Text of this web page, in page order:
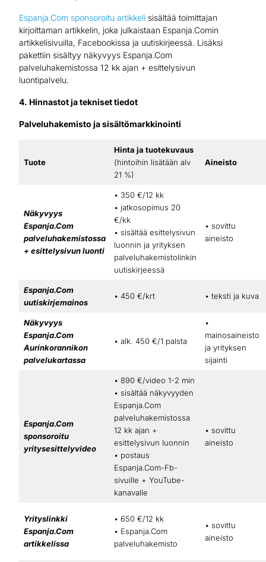
Espanja.Com sponsoroitu artikkeli sisältää toimittajan
kirjoittaman artikkelin, joka julkaistaan Espanja.Comin
artikkelisivuilla, Facebookissa ja uutiskirjeessä. Lisäksi
pakettiin sisältyy näkyvyys Espanja.Com
palveluhakemistossa 12 kk ajan + esittelysivun
luontipalvelu.
4. Hinnastot ja tekniset tiedot
Palveluhakemisto ja sisältömarkkinointi
Tuote
Hinta ja tuotekuvaus
(hintoihin lisätään alv
21 %)
Aineisto
Näkyvyys
Espanja.Com
palveluhakemistossa
+ esittelysivun luonti
• 350 €/12 kk
• jatkosopimus 20
€/kk
• sisältää esittelysivun
luonnin ja yrityksen
palveluhakemistolinkin
uutiskirjeessä
• sovittu
aineisto
Espanja.Com
uutiskirjemainos
• 450 €/krt • teksti ja kuva
Näkyvyys
Espanja.Com
Aurinkorannikon
palvelukartassa
• alk. 450 €/1 palsta
•
mainosaineisto
ja yrityksen
sijainti
Espanja.Com
sponsoroitu
yritysesittelyvideo
• 890 €/video 1-2 min
• sisältää näkyvyyden
Espanja.Com
palveluhakemistossa
12 kk ajan +
esittelysivun luonnin
• postaus
Espanja.Com-Fb-
sivuille + YouTube-
kanavalle
• sovittu
aineisto
Yrityslinkki
Espanja.Com
artikkelissa
• 650 €/12 kk
• Espanja.Com
palveluhakemisto
• sovittu
aineisto